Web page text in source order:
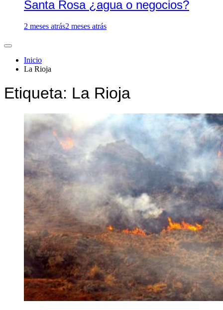
Santa Rosa ¿agua o negocios?
2 meses atrás2 meses atrás
Inicio
La Rioja
Etiqueta: La Rioja